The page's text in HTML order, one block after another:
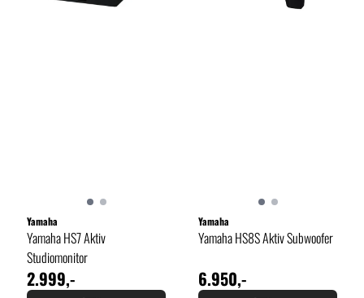
Yamaha
Yamaha HS7 Aktiv
Studiomonitor
2.999,-
Yamaha
Yamaha HS8S Aktiv Subwoofer
6.950,-